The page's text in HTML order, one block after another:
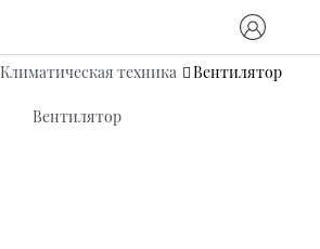
Климатическая техника Вентилятор
Вентилятор